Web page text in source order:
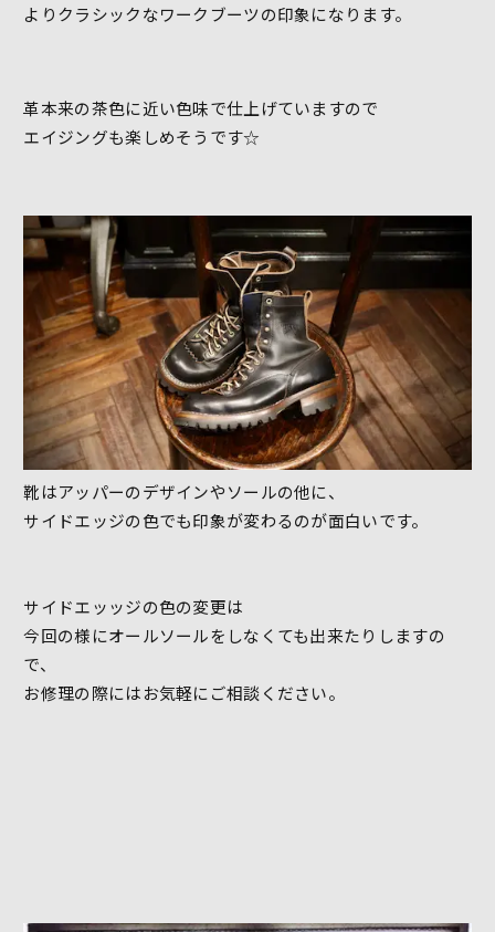
よりクラシックなワークブーツの印象になります。
革本来の茶色に近い色味で仕上げていますので
エイジングも楽しめそうです☆
靴はアッパーのデザインやソールの他に、
サイドエッジの色でも印象が変わるのが面白いです。
サイドエッッジの色の変更は
今回の様にオールソールをしなくても出来たりしますの
で、
お修理の際にはお気軽にご相談ください。